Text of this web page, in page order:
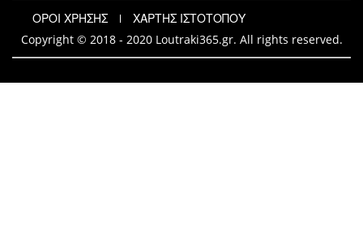
ΟΡΟΙ ΧΡΗΣΗΣ
ΧΑΡΤΗΣ ΙΣΤΟΤΟΠΟΥ
Copyright © 2018 - 2020 Loutraki365.gr. All rights reserved.